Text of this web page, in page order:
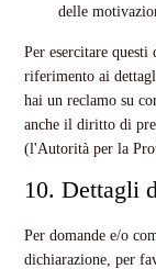
delle
Per esercitare
riferimento ai
hai un reclamo su
anche il diritto di
(l'Autorità per la
10. Dettagli
Per domande e/o
dichiarazione, per